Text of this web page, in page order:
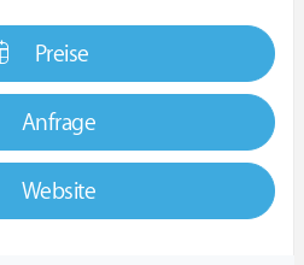
Preise
Anfrage
Website